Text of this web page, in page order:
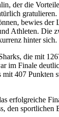
der die
bewies
Athleten.
hinter sich.
die mit
Finale
407
erfolgreiche
sportlichen